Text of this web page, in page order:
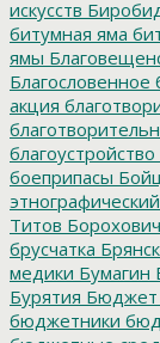
искусств
битумная яма
ямы
Благословенное
акция
благоустройство
боеприпасы
Титов Борохович
брусчатка Брянск
медики Бумагин
Бурятия Бюджет
бюджетники